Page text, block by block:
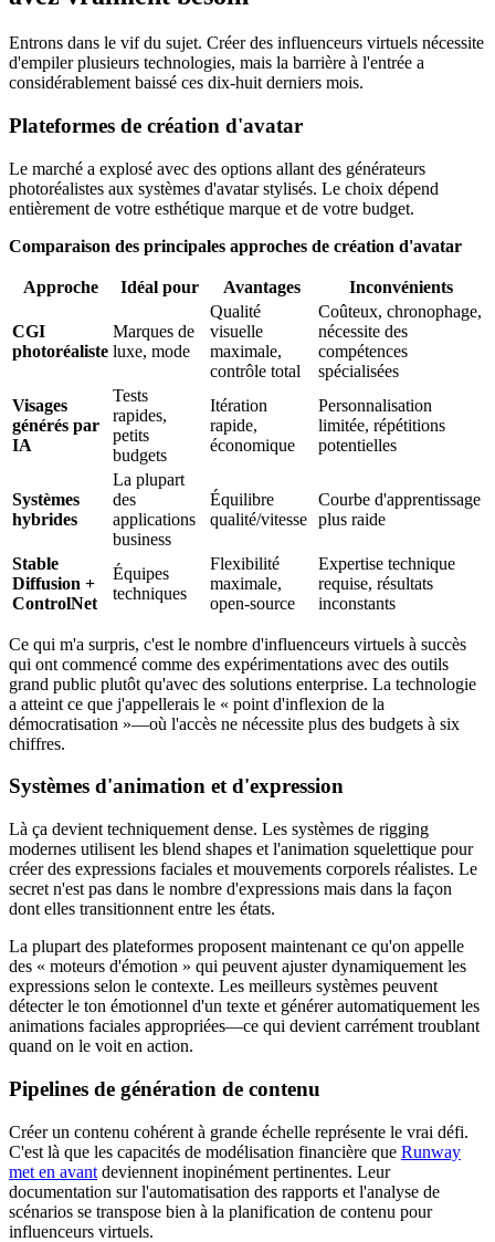
Entrons dans le vif du sujet. Créer des influenceurs virtuels nécessite
d'empiler plusieurs technologies, mais la barrière à l'entrée a
considérablement baissé ces dix-huit derniers mois.
Plateformes de création d'avatar
Le marché a explosé avec des options allant des générateurs
photoréalistes aux systèmes d'avatar stylisés. Le choix dépend
entièrement de votre esthétique marque et de votre budget.
Comparaison des principales approches de création d'avatar
Approche Idéal pour Avantages Inconvénients
CGI
photoréaliste
Marques de
luxe, mode
Qualité
visuelle
maximale,
contrôle total
Coûteux, chronophage,
nécessite des
compétences
spécialisées
Visages
générés par
IA
Tests
rapides,
petits
budgets
Itération
rapide,
économique
Personnalisation
limitée, répétitions
potentielles
Systèmes
hybrides
La plupart
des
applications
business
Équilibre
qualité/vitesse
Courbe d'apprentissage
plus raide
Stable
Diffusion +
ControlNet
Équipes
techniques
Flexibilité
maximale,
open-source
Expertise technique
requise, résultats
inconstants
Ce qui m'a surpris, c'est le nombre d'influenceurs virtuels à succès
qui ont commencé comme des expérimentations avec des outils
grand public plutôt qu'avec des solutions enterprise. La technologie
a atteint ce que j'appellerais le « point d'inflexion de la
démocratisation »—où l'accès ne nécessite plus des budgets à six
chiffres.
Systèmes d'animation et d'expression
Là ça devient techniquement dense. Les systèmes de rigging
modernes utilisent les blend shapes et l'animation squelettique pour
créer des expressions faciales et mouvements corporels réalistes. Le
secret n'est pas dans le nombre d'expressions mais dans la façon
dont elles transitionnent entre les états.
La plupart des plateformes proposent maintenant ce qu'on appelle
des « moteurs d'émotion » qui peuvent ajuster dynamiquement les
expressions selon le contexte. Les meilleurs systèmes peuvent
détecter le ton émotionnel d'un texte et générer automatiquement les
animations faciales appropriées—ce qui devient carrément troublant
quand on le voit en action.
Pipelines de génération de contenu
Créer un contenu cohérent à grande échelle représente le vrai défi.
C'est là que les capacités de modélisation financière que Runway
met en avant deviennent inopinément pertinentes. Leur
documentation sur l'automatisation des rapports et l'analyse de
scénarios se transpose bien à la planification de contenu pour
influenceurs virtuels.